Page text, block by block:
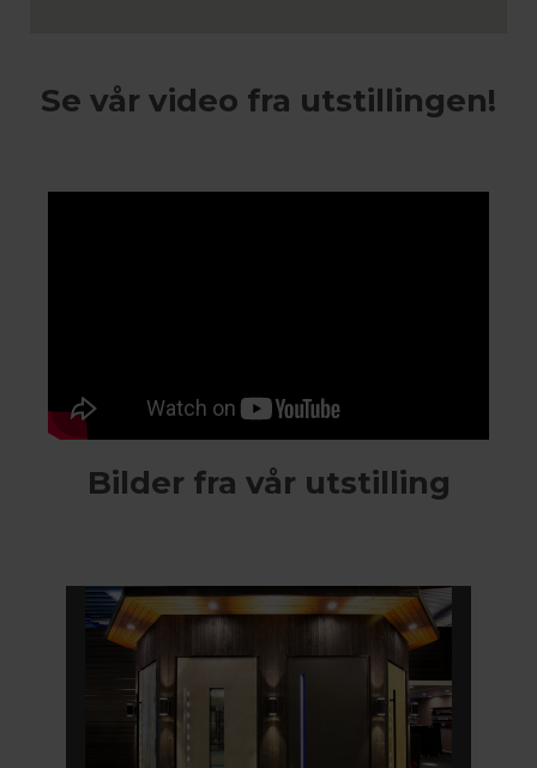
Se vår video fra utstillingen!
Bilder fra vår utstilling